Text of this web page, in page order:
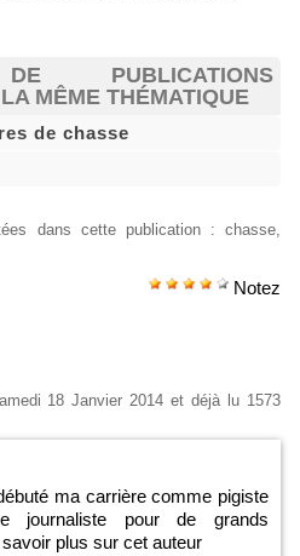
PUBLICATIONS
MÊME THÉMATIQUE
de chasse
dans cette publication: chasse
Notez
18 Janvier 2014 et déjà lu 1573
ma carrière comme pigiste
journaliste pour de grands
savoir plus sur cet auteur